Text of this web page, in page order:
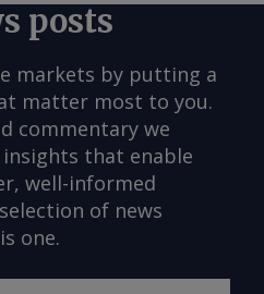
posts
markets by putting a
matter most to you.
commentary we
that enable
well-informed
of news
one.